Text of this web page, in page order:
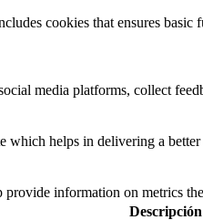
cookies that ensures
media platforms, collect
which helps in delivering a
information on metrics
Descripción